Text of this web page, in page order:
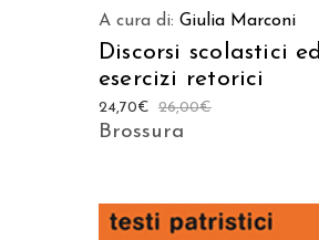
A cura di: Giulia Marconi
Discorsi scolastici ed
esercizi retorici
26,00€
24,70€
Brossura